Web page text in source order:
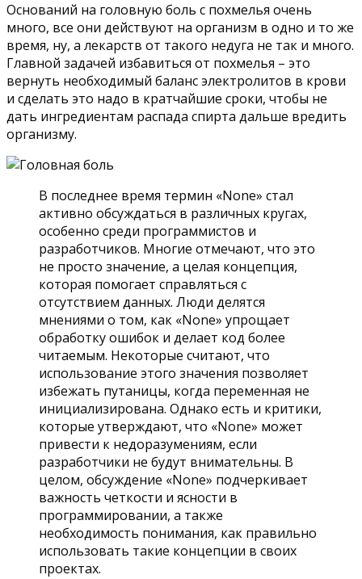
Оснований на головную боль с похмелья очень
много, все они действуют на организм в одно и то же
время, ну, а лекарств от такого недуга не так и много.
Главной задачей избавиться от похмелья – это
вернуть необходимый баланс электролитов в крови
и сделать это надо в кратчайшие сроки, чтобы не
дать ингредиентам распада спирта дальше вредить
организму.
В последнее время термин «None» стал
активно обсуждаться в различных кругах,
особенно среди программистов и
разработчиков. Многие отмечают, что это
не просто значение, а целая концепция,
которая помогает справляться с
отсутствием данных. Люди делятся
мнениями о том, как «None» упрощает
обработку ошибок и делает код более
читаемым. Некоторые считают, что
использование этого значения позволяет
избежать путаницы, когда переменная не
инициализирована. Однако есть и критики,
которые утверждают, что «None» может
привести к недоразумениям, если
разработчики не будут внимательны. В
целом, обсуждение «None» подчеркивает
важность четкости и ясности в
программировании, а также
необходимость понимания, как правильно
использовать такие концепции в своих
проектах.